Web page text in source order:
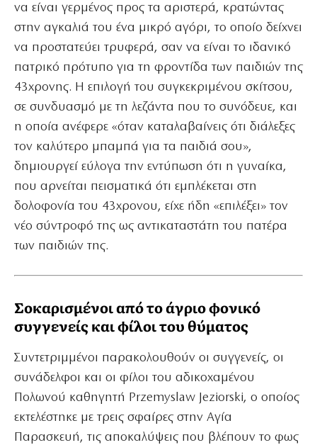
να είναι γερμένος προς τα αριστερά, κρατώντας
στην αγκαλιά του ένα μικρό αγόρι, το οποίο δείχνει
να προστατεύει τρυφερά, σαν να είναι το ιδανικό
πατρικό πρότυπο για τη φροντίδα των παιδιών της
43χρονης. Η επιλογή του συγκεκριμένου σκίτσου,
σε συνδυασμό με τη λεζάντα που το συνόδευε, και
η οποία ανέφερε «όταν καταλαβαίνεις ότι διάλεξες
τον καλύτερο μπαμπά για τα παιδιά σου»,
δημιουργεί εύλογα την εντύπωση ότι η γυναίκα,
που αρνείται πεισματικά ότι εμπλέκεται στη
δολοφονία του 43χρονου, είχε ήδη «επιλέξει» τον
νέο σύντροφό της ως αντικαταστάτη του πατέρα
των παιδιών της.
Σοκαρισμένοι από το άγριο φονικό
συγγενείς και φίλοι του θύματος
Συντετριμμένοι παρακολουθούν οι συγγενείς, οι
συνάδελφοι και οι φίλοι του αδικοχαμένου
Πολωνού καθηγητή Przemyslaw Jeziorski, ο οποίος
εκτελέστηκε με τρεις σφαίρες στην Αγία
Παρασκευή, τις αποκαλύψεις που βλέπουν το φως